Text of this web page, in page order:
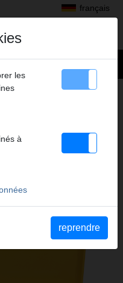
français
filiere
TÊTES DE
RAPIDE
les
à
reprendre